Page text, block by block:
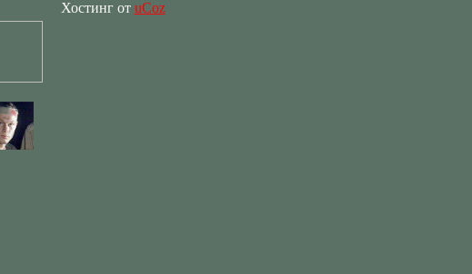
Хостинг от uCoz